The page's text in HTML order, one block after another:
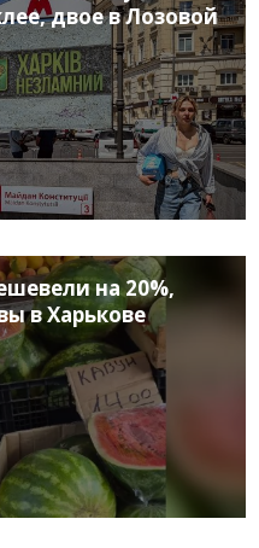
двое в Лозовой
на 20%,
в Харькове